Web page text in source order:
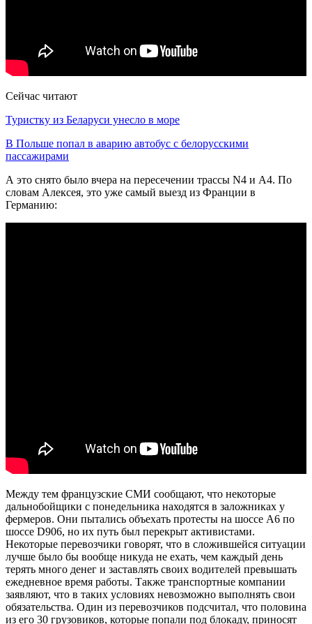
Сейчас читают
Туристку из Беларуси унесло в море
В Польше попал в аварию автобус с белорусскими
пассажирами
А это снято было вчера на пересечении трассы N4 и А4. По
словам Алексея, это уже самый выезд из Франции в
Германию:
Между тем французские СМИ сообщают, что некоторые
дальнобойщики с понедельника находятся в заложниках у
фермеров. Они пытались объехать протесты на шоссе A6 по
шоссе D906, но их путь был перекрыт активистами.
Некоторые перевозчики говорят, что в сложившейся ситуации
лучше было бы вообще никуда не ехать, чем каждый день
терять много денег и заставлять своих водителей превышать
ежедневное время работы. Также транспортные компании
заявляют, что в таких условиях невозможно выполнять свои
обязательства. Один из перевозчиков подсчитал, что половина
из его 30 грузовиков, которые попали под блокаду, приносят